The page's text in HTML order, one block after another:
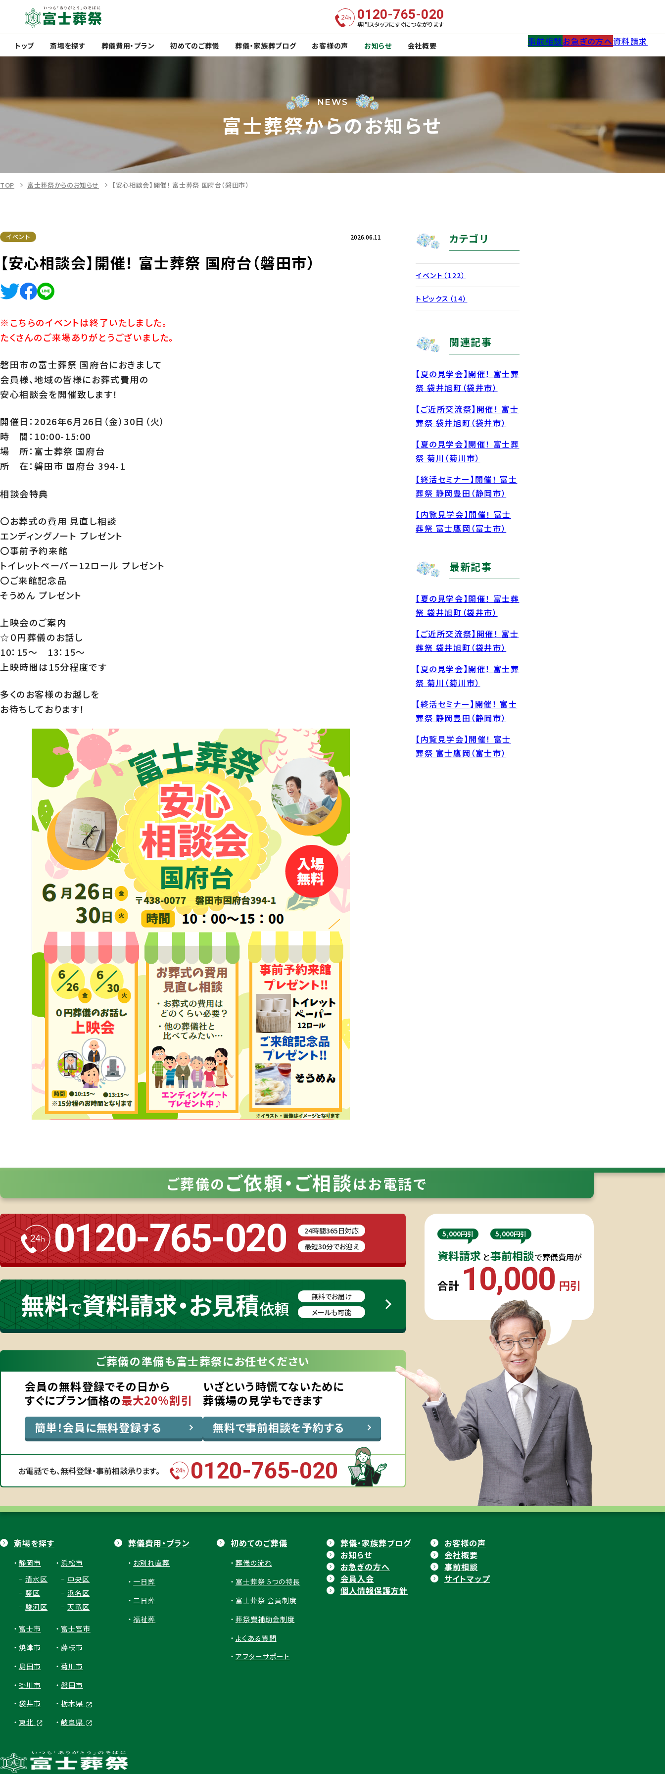
トップ 斎場を探す
区
区
浜松市
区 区 区
富士市 富士宮市 焼津市 藤枝市 島田市
葬儀費用・プラン
一日葬 海洋葬
初めてのご葬儀
富士葬祭 会員制度
葬祭費補助金制度 アフターサポート
葬儀・家族葬ブログ お客様の声 お知らせ 会社概要 事前相談お急ぎの方へ資料請求
0120-765-020
専門スタッフにすぐにつながります
NEWS
富士葬祭からのお知らせ
TOP 富士葬祭からのお知らせ 【安心相談会】開催！ 富士葬祭 国府台（磐田市）
イベント 2026.06.11
【安心相談会】開催！ 富士葬祭 国府台（磐田市）
※こちらのイベントは終了いたしました。
たくさんのご来場ありがとうございました。
磐田市の富士葬祭 国府台におきまして
会員様、地域の皆様にお葬式費用の
安心相談会を開催致します！
開催日：2026年6月26日（金）30日（火）
時 間：10:00-15:00
場 所：富士葬祭 国府台
所 在：磐田市 国府台 394-1
相談会特典
〇お葬式の費用 見直し相談
エンディングノート プレゼント
〇事前予約来館
トイレットペーパー12ロール プレゼント
〇ご来館記念品
そうめん プレゼント
上映会のご案内
☆０円葬儀のお話し
10：15～ 13：15～
上映時間は15分程度です
多くのお客様のお越しを
お待ちしております！
カテゴリ
イベント（122）
トピックス（14）
関連記事
【夏の見学会】開催！ 富士葬
祭 袋井旭町（袋井市）
【ご近所交流祭】開催！ 富士
葬祭 袋井旭町（袋井市）
【夏の見学会】開催！ 富士葬
祭 菊川（菊川市）
【終活セミナー】開催！ 富士
葬祭 静岡豊田（静岡市）
【内覧見学会】開催！ 富士
葬祭 富士鷹岡（富士市）
最新記事
【夏の見学会】開催！ 富士葬
祭 袋井旭町（袋井市）
【ご近所交流祭】開催！ 富士
葬祭 袋井旭町（袋井市）
【夏の見学会】開催！ 富士葬
祭 菊川（菊川市）
【終活セミナー】開催！ 富士
葬祭 静岡豊田（静岡市）
【内覧見学会】開催！ 富士
葬祭 富士鷹岡（富士市）
ご葬儀の ご依頼・ ご相談はお電話で
0120-765-020
24時間365日対応
最短30分でお迎え
無料で資料請求・お見積依頼
無料でお届け
メールも可能
ご葬儀の準備も富士葬祭にお任せください
会員の無料登録でその日から
すぐにプラン価格の最大20%割引
簡単！会員に無料登録する
いざという時慌てないために
葬儀場の見学もできます
無料で事前相談を予約する
お電話でも、無料登録・事前相談承ります。 0120-765-020
資料請求
5,000円引
と事前相談
5,000円引
で葬儀費用が
合計 10,000 円引
斎場を探す
静岡市
清水区
葵区
駿河区
浜松市
中央区
浜名区
天竜区
富士市
富士宮市
焼津市
藤枝市
島田市
菊川市
掛川市
磐田市
袋井市
栃木県
東北
岐阜県
葬儀費用・プラン
お別れ直葬
一日葬
二日葬
福祉葬
初めてのご葬儀
葬儀の流れ
富士葬祭 5つの特長
富士葬祭 会員制度
葬祭費補助金制度
よくある質問
アフターサポート
葬儀・家族葬ブログ
お客様の声
お知らせ
会社概要
お急ぎの方へ
事前相談
会員⼊会
サイトマップ
個人情報保護方針